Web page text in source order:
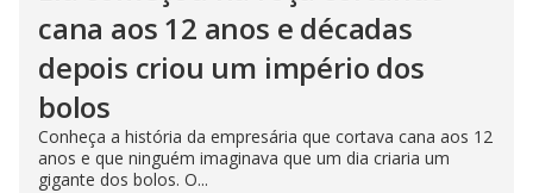
cana aos 12 anos e décadas
depois criou um império dos
bolos
Conheça a história da empresária que cortava cana aos 12
anos e que ninguém imaginava que um dia criaria um
gigante dos bolos. O...